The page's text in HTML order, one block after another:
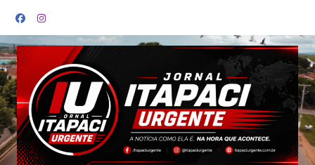
para
o
conteúdo